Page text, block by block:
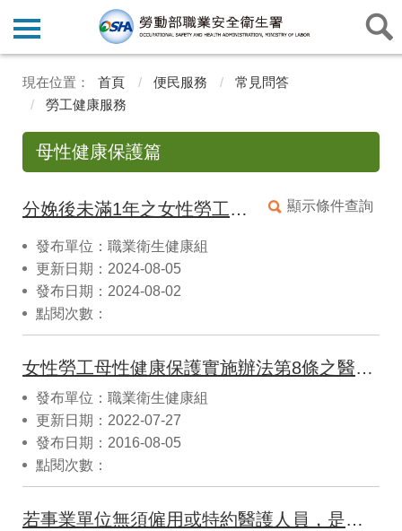
首頁 便民服務
常見問答
勞工健康服務
母性健康保護篇
顯示條件查詢
分娩後未滿1年之女性勞工，是否可以從事輪班或夜間工作？如果該勞工沒有哺餵母奶或自願上夜班，可否依其意願安排夜班？
發布單位：職業衛生健康組
更新日期：2024-08-05
發布日期：2024-08-02
點閱次數：
女性勞工母性健康保護實施辦法第8條之醫師，是否有限定何種科別醫師?
發布單位：職業衛生健康組
更新日期：2022-07-27
發布日期：2016-08-05
點閱次數：
若事業單位無須僱用或特約醫護人員，是否須實施母性健康保護措施？又若事業單位無僱用或特約醫護人員，該如何辦理？